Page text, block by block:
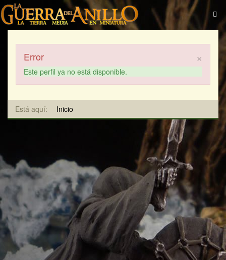
×
Error
Este perfil ya no está disponible.
Está aquí: Inicio